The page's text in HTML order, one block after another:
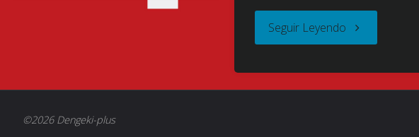
[Jpg]
Seguir Leyendo "Trinity
(ト
©2026 Dengeki-plus